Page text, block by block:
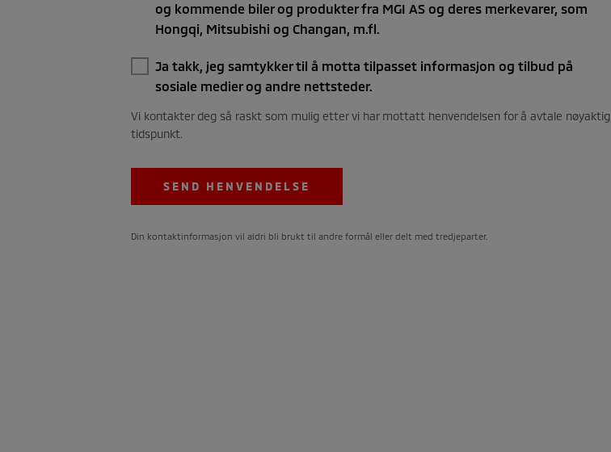
og kommende biler og produkter fra MGI AS og deres merkevarer, som
Hongqi, Mitsubishi og Changan, m.fl.
Ja takk, jeg samtykker til å motta tilpasset informasjon og tilbud på
sosiale medier og andre nettsteder.
Vi kontakter deg så raskt som mulig etter vi har mottatt henvendelsen for å avtale nøyaktig
tidspunkt.
SEND HENVENDELSE
Din kontaktinformasjon vil aldri bli brukt til andre formål eller delt med tredjeparter.